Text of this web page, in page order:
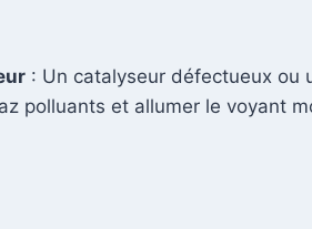
: Un catalyseur défectueux ou
polluants et allumer le voyant